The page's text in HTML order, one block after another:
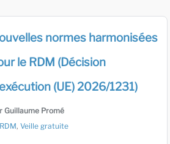
normes harmonisées
le RDM (Décision
(UE) 2026/1231)
Guillaume Promé
RDM, Veille gratuite